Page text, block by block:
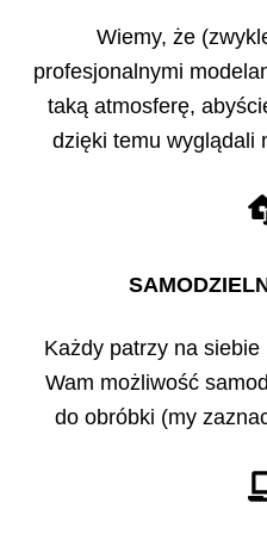
Wiemy, że
profesjonalnymi
taką atmosferę,
dzięki temu wyglądali
Każdy patrzy na
Wam możliwość
do obróbki (my